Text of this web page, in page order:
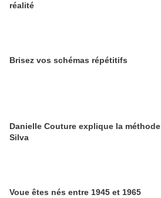
réalité
Brisez vos schémas répétitifs
Danielle Couture explique la méthode
Silva
Voue êtes nés entre 1945 et 1965